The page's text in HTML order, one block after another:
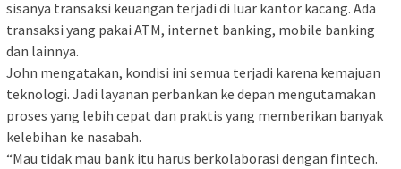
sisanya transaksi keuangan terjadi di luar kantor kacang. Ada
transaksi yang pakai ATM, internet banking, mobile banking
dan lainnya.
John mengatakan, kondisi ini semua terjadi karena kemajuan
teknologi. Jadi layanan perbankan ke depan mengutamakan
proses yang lebih cepat dan praktis yang memberikan banyak
kelebihan ke nasabah.
“Mau tidak mau bank itu harus berkolaborasi dengan fintech.